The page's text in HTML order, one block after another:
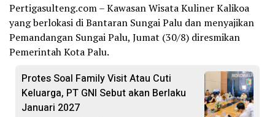
Pertigasulteng.com – Kawasan Wisata Kuliner Kalikoa
yang berlokasi di Bantaran Sungai Palu dan menyajikan
Pemandangan Sungai Palu, Jumat (30/8) diresmikan
Pemerintah Kota Palu.
Protes Soal Family Visit Atau Cuti
Keluarga, PT GNI Sebut akan Berlaku
Januari 2027